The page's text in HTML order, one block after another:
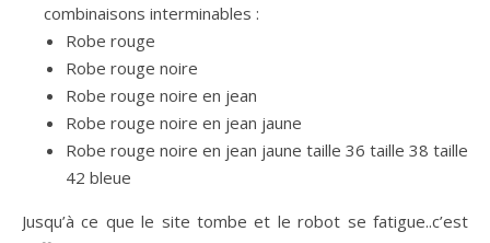
combinaisons interminables :
Robe rouge
Robe rouge noire
Robe rouge noire en jean
Robe rouge noire en jean jaune
Robe rouge noire en jean jaune taille 36 taille 38 taille
42 bleue
Jusqu’à ce que le site tombe et le robot se fatigue..c’est